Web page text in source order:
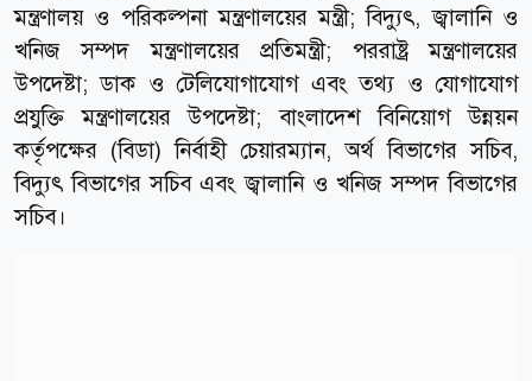
মন্ত্রণালয় ও পরিকল্পনা মন্ত্রণালয়ের মন্ত্রী; বিদ্যুৎ, জ্বালানি ও
খনিজ সম্পদ মন্ত্রণালয়ের প্রতিমন্ত্রী; পররাষ্ট্র মন্ত্রণালয়ের
উপদেষ্টা; ডাক ও টেলিযোগাযোগ এবং তথ্য ও যোগাযোগ
প্রযুক্তি মন্ত্রণালয়ের উপদেষ্টা; বাংলাদেশ বিনিয়োগ উন্নয়ন
কর্তৃপক্ষের (বিডা) নির্বাহী চেয়ারম্যান, অর্থ বিভাগের সচিব,
বিদ্যুৎ বিভাগের সচিব এবং জ্বালানি ও খনিজ সম্পদ বিভাগের
সচিব।